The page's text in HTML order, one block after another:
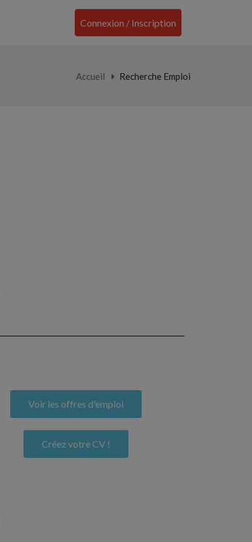
Connexion / Inscription
Accueil Recherche Emploi
Voir les offres d'emploi
Créez votre CV !